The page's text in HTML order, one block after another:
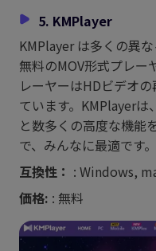
5. KMPlayer
KMPlayer は多くの異
無料のMOV形式プレー
レーヤーはHDビデオ
ています。KMPlayerは
と数多くの高度な機能
で、みんなに最適です。
互換性： : Windows,
価格: : 無料